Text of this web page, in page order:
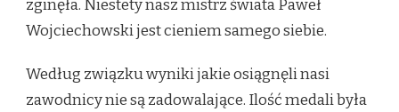
zginęła. Niestety nasz mistrz świata Paweł
Wojciechowski jest cieniem samego siebie.
Według związku wyniki jakie osiągnęli nasi
zawodnicy nie są zadowalające. Ilość medali była